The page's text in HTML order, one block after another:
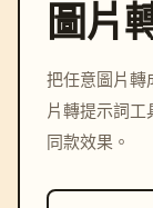
圖片
把任意圖片轉
片轉提示詞工
同款效果。